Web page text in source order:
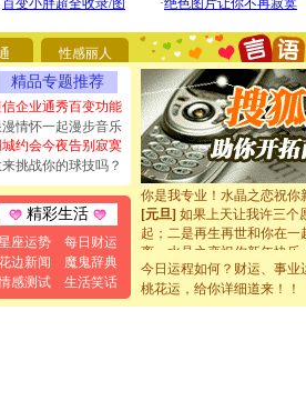
性感丽人
精品专题推荐
企业通秀百变功能
情怀一起漫步音乐
城约会今夜告别寂寞
挑战你的球技吗？
精彩生活
座运势
每日财运
边新闻
魔鬼辞典
感测试
生活笑话
要平安！千万要知足！千万
[圣诞节]不只这样的日子才
能正大光明地骚扰你,告诉
天都要快乐噢!
[圣诞节]奉上一颗祝福的心,
如意,快乐,鲜花,一切美好的
[元旦]看到你我会触电；看
断电。爱你是我职业，想
你是我专业！水晶之恋祝你
[元旦]如果上天让我许三个
起；二是再生再世和你在
离。水晶之恋祝你新年快乐
[元旦]当我狠下心扭头离去
泣，这痛楚让我明白我多
卖了。水晶之恋祝你新年快
今日运程如何？财运、事业
桃花运，给你详细道来！！